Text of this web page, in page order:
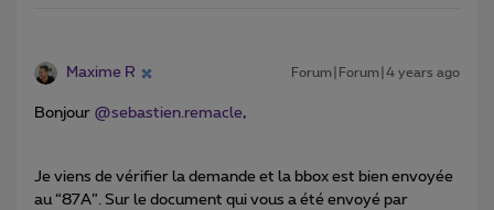
Maxime R Forum|Forum|4 years ago
Bonjour @sebastien.remacle,
Je viens de vérifier la demande et la bbox est bien envoyée
au “87A”. Sur le document qui vous a été envoyé par